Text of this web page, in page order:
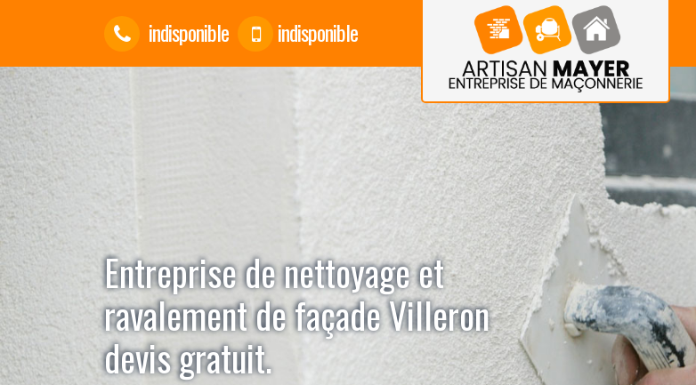
indisponible indisponible
Entreprise de nettoyage et
ravalement de façade Villeron
devis gratuit.